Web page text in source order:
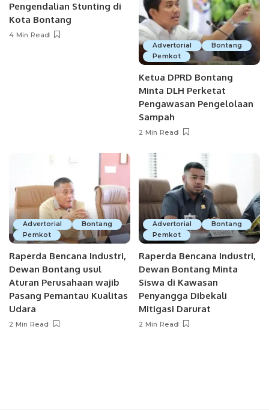
Pengendalian Stunting di
Kota Bontang
4 Min Read
Advertorial
Bontang
Pemkot
Ketua DPRD Bontang
Minta DLH Perketat
Pengawasan Pengelolaan
Sampah
2 Min Read
Advertorial
Bontang
Pemkot
Raperda Bencana Industri,
Dewan Bontang usul
Aturan Perusahaan wajib
Pasang Pemantau Kualitas
Udara
2 Min Read
Advertorial
Bontang
Pemkot
Raperda Bencana Industri,
Dewan Bontang Minta
Siswa di Kawasan
Penyangga Dibekali
Mitigasi Darurat
2 Min Read